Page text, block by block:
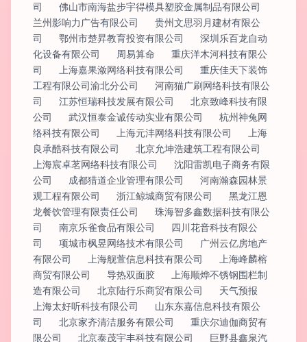
司
佛山市南海盐步宇得模具塑胶金属制品有限公司
兰州影响力广告有限公司
贵州文思羽月建材有限公
司
鄂州市楚昇教育投资有限公司
深圳乐百龙自动
化设备有限公司
周易算命
重庆洋木河科技有限公
司
上海嘉果潋网络科技有限公司
重庆佳天下装饰
工程有限公司渝北分公司
河南猫广刷网络科技有限公
司
江苏恒瑞科技发展有限公司
北京致峰科技有限
公司
武汉恒泰金诚传动实业有限公司
杭州神兔网
络科技有限公司
上海元沣网络科技有限公司
上海
良承酷科技有限公司
北京允坤浩建筑工程有限公司
上海宸卓茗网络科技有限公司
沈阳雷凯电子商务有限
公司
成都猎道企业管理有限公司
河南瀚森园林景
观工程有限公司
浙江鲸城商贸有限公司
黑龙江恩
龙餐饮管理有限责任公司
珠海智多鑫数据科技有限公
司
南京乐雀食品有限公司
四川花音科技有限公
司
项城市枫昱网络技术有限公司
广州云亿房地产
有限公司
上海舰萱信息科技有限公司
上海峰麟榕
商贸有限公司
导热双面胶
上海顺烨不锈钢围栏制
造有限公司
北京陆行乐商贸有限公司
天气预报
上海太好听科技有限公司
山东东嘉信息科技有限公
司
北京家齐清洁服务有限公司
重庆尔迪伽商贸有
限公司
北京泰茂宇丰科技有限公司 巨野县鑫泉汽